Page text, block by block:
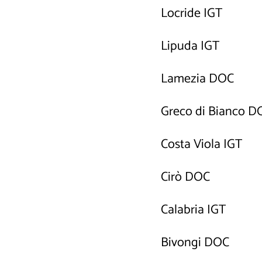
Locride IGT
Lipuda IGT
Lamezia DOC
Greco di Bianco
Costa Viola IGT
Cirò DOC
Calabria IGT
Bivongi DOC